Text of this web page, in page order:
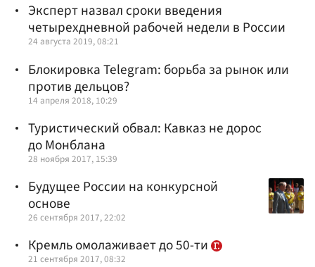
Эксперт назвал сроки введения
четырехдневной рабочей недели в России
24 августа 2019, 08:21
Блокировка Telegram: борьба за рынок или
против дельцов?
14 апреля 2018, 10:29
Туристический обвал: Кавказ не дорос
до Монблана
28 ноября 2017, 15:39
Будущее России на конкурсной
основе
26 сентября 2017, 22:02
Кремль омолаживает до 50-ти
21 сентября 2017, 08:32